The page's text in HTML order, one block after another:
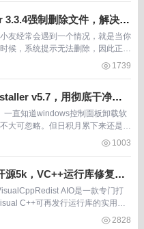
强制删除文件，解决已
无法删除的问题
友经常会遇到一个情况，就是当你
候，系统提示无法删除，因此正在
3.3.4这款软件就是专门用来解决这
1739
v5.7，用彻底干净的
star
直知道windows控制面板卸载软
大可忽略。但日积月累下来还是造
装系统之后决定彻底卸载。... 1003
源5k，VC++运行库修复工
AIO是一款专门打
C++可再发行运行库的实用工
开发的VBCRedist...
2828